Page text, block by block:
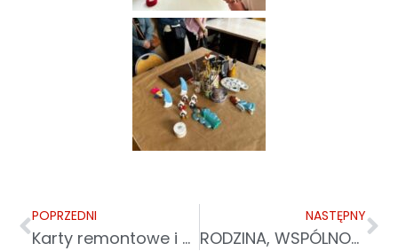
POPRZEDNI
Karty remontowe i wsparcie dla dzieci. Caritas rusza z kolejną pomocą dla powodzian
NASTĘPNY
RODZINA, WSPÓLNOTA, TRADYCJA – XXIII FESTYN RODZINNY W LESZCZAWIE DOLNEJ